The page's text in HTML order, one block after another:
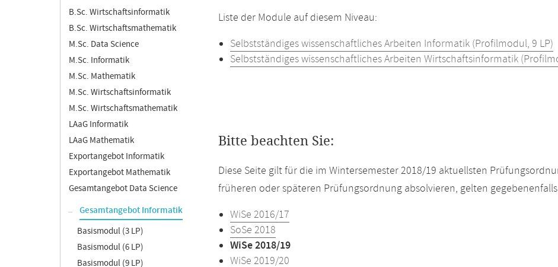
B.Sc. Wirtschaftsinformatik
B.Sc. Wirtschaftsmathematik
M.Sc. Data Science
M.Sc. Informatik
M.Sc. Mathematik
M.Sc. Wirtschaftsinformatik
M.Sc. Wirtschaftsmathematik
LAaG Informatik
LAaG Mathematik
Exportangebot Informatik
Exportangebot Mathematik
Gesamtangebot Data Science
Gesamtangebot Informatik
Basismodul (3 LP)
Basismodul (6 LP)
Basismodul (9 LP)
Liste der Module auf diesem Niveau:
Selbstständiges wissenschaftliches Arbeiten Informatik (Profilmodul, 9 LP)
Selbstständiges wissenschaftliches Arbeiten Wirtschaftsinformatik
Bitte beachten Sie:
Diese Seite gilt für die im Wintersemester 2018/19 aktuellsten
früheren oder späteren Prüfungsordnung absolvieren, gelten
WiSe 2016/17
SoSe 2018
WiSe 2018/19
WiSe 2019/20